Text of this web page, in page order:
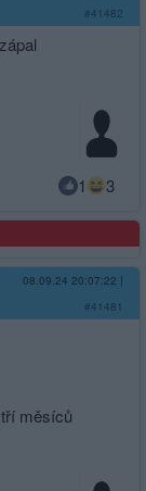
#41482
1 3
08.09.24 20:07:22 |
#41481
měsíců